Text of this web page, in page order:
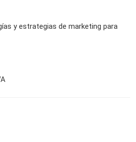
y estrategias de marketing para